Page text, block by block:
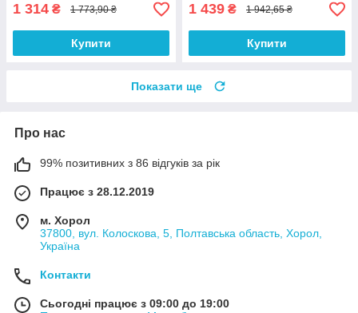
1 314 ₴ 1 773,90 ₴
Купити
1 439 ₴ 1 942,65 ₴
Купити
Показати ще
Про нас
99% позитивних з 86 відгуків за рік
Працює з 28.12.2019
м. Хорол
37800, вул. Колоскова, 5, Полтавська область, Хорол,
Україна
Контакти
Сьогодні працює з 09:00 до 19:00